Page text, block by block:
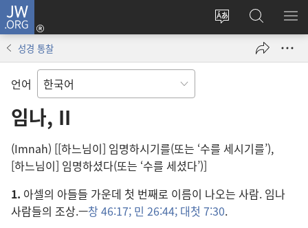
JW.ORG
사이트
변경
로그인
(새로운
열기)
JW.ORG
검색
메
성경 통찰
언어
임나, II
(Imnah) [[하느님이] 임명하시기를(또는 ‘수를 세시기를’),
[하느님이] 임명하셨다(또는 ‘수를 세셨다’)]
1. 아셀의 아들들 가운데 첫 번째로 이름이 나오는 사람. 임나
사람들의 조상.—창 46:17; 민 26:44; 대첫 7:30.